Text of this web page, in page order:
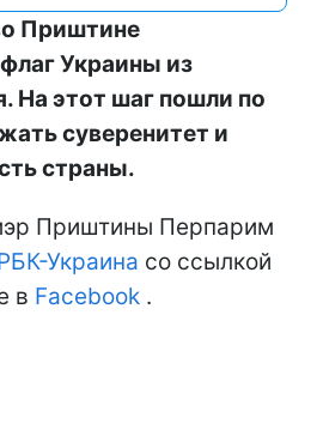
Приштине
Украины из
На этот шаг пошли по
суверенитет и
страны.
Приштины Перпарим
Украина со ссылкой
в Facebook .